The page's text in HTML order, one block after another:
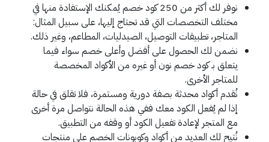
نوفر لك أكثر من 250 كود خصم يُمكنك الإستفادة منها في
مختلف التخصصات التي قد تحتاج إليها، على سبيل المثال:
المتاجر، تطبيقات التوصيل، الصيدليات، المطاعم، وغير ذلك.
نضمن لك الحصول على أفضل وأعلى خصم سواء فيما
يتعلق بـ كود خصم نون أو غيره من الأكواد المخصصة
للمتاجر الأخرى.
نُقدم أكواد محدثة بصفة دورية ومستمرة، فلا تقلق في حالة
إذا لم يُفعل الكود معك ففي هذه الحالة نتواصل مرة أخرى
مع المتجر لإعادة تفعيل الكود أو وقفه من التطبيق.
نُتيح لك العديد من أكواد وكوبونات الخصم على منتجات